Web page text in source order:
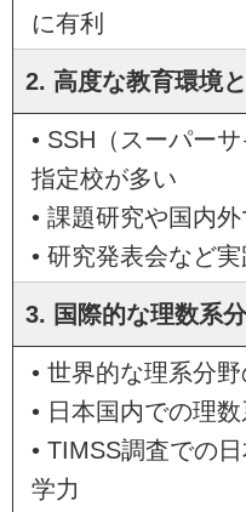
に有利
2. 高度な教育環境
• SSH（スーパー
指定校が多い
• 課題研究や国内
• 研究発表会など
3. 国際的な理数系
• 世界的な理系分
• 日本国内での理
• TIMSS調査での
学力